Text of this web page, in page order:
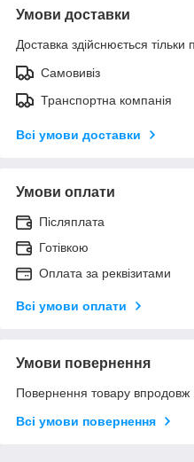
Умови доставки
Доставка здійснюється тільки
Самовивіз
Транспортна компанія
Всі умови доставки
Умови оплати
Післяплата
Готівкою
Оплата за реквізитами
Всі умови оплати
Умови повернення
Повернення товару впродовж
Всі умови повернення